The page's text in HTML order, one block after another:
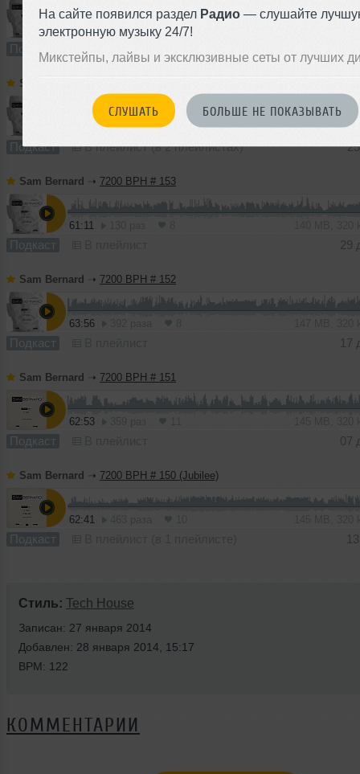
На сайте появился раздел Радио — слушайте
электронную музыку 24/7!
Микстейпы, лайвы и эксклюзивные сеты от лучших
СЛУШАТЬ БОЛЬШЕ НЕ ПОКАЗЫВАТЬ
58:56 968 раз 20
Подкаст В плейлист
Sam Bernard
409 раз 13 145 MB, 320
Подкаст В плейлист (в 2 плейлистах)
Sam Bernard ➝ 7200 BPH # 153
61:11
Подкаст 29
Sam Bernard ➝ 7200 BPH # 152
63:56
Подкаст 17
Sam Bernard ➝ 7200 BPH # 151
62:53
Подкаст 07
Sam Bernard ➝ 7200 BPH # 150 (Jubilee)
62:41
Подкаст
Стиль: Tech House
Записан: 27 января 2014
Добавлен: 28 января 2014, 15:17
BPM: 122
КОММЕНТАРИИ